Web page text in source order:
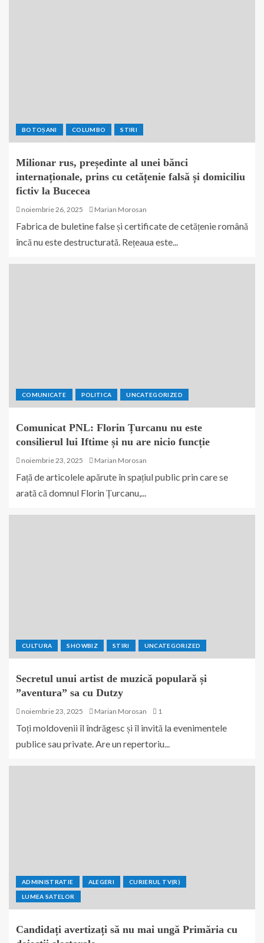
BOTOȘANI COLUMBO STIRI
Milionar rus, președinte al unei bănci
internaționale, prins cu cetățenie falsă și domiciliu
fictiv la Bucecea
noiembrie 26, 2025 Marian Morosan
Fabrica de buletine false și certificate de cetățenie română
încă nu este destructurată. Rețeaua este...
COMUNICATE POLITICA UNCATEGORIZED
Comunicat PNL: Florin Țurcanu nu este
consilierul lui Iftime și nu are nicio funcție
noiembrie 23, 2025 Marian Morosan
Față de articolele apărute în spațiul public prin care se
arată că domnul Florin Țurcanu,...
CULTURA SHOWBIZ STIRI UNCATEGORIZED
Secretul unui artist de muzică populară și
”aventura” sa cu Dutzy
noiembrie 23, 2025 Marian Morosan 1
Toți moldovenii îl îndrăgesc și îl invită la evenimentele
publice sau private. Are un repertoriu...
ADMINISTRATIE ALEGERI CURIERUL TV(R)
LUMEA SATELOR
Candidați avertizați să nu mai ungă Primăria cu